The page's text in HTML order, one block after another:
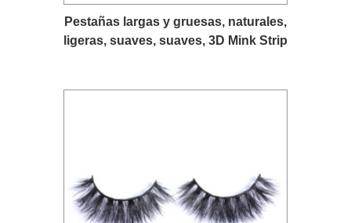
Pestañas largas y gruesas, naturales,
ligeras, suaves, suaves, 3D Mink Strip